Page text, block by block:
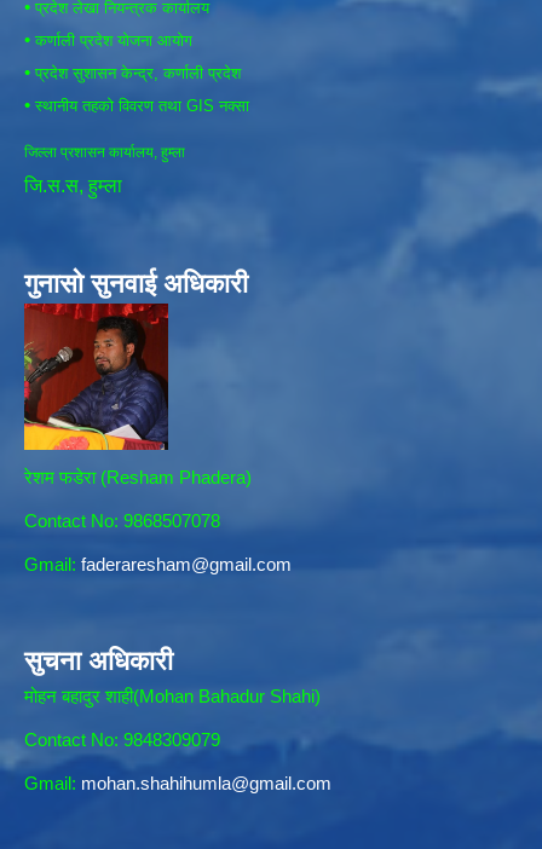
• प्रदेश लेखा नियन्त्रक कार्यालय
• कर्णाली प्रदेश योजना आयोग
• प्रदेश सुशासन केन्द्र, कर्णाली प्रदेश
• स्थानीय तहको विवरण तथा GIS नक्सा
जिल्ला प्रशासन कार्यालय, हुम्ला
जि.स.स, हुम्ला
गुनासो सुनवाई अधिकारी
रेशम फडेरा (Resham Phadera)
Contact No: 9868507078
Gmail: faderaresham@gmail.com
सुचना अधिकारी
मोहन बहादुर शाही(Mohan Bahadur Shahi)
Contact No: 9848309079
Gmail: mohan.shahihumla@gmail.com